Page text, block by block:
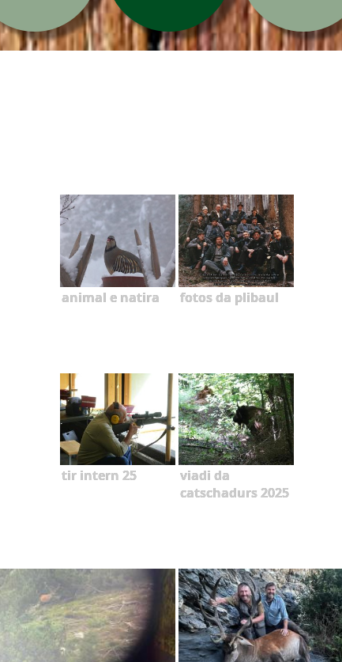
animal e natira fotos da plibaul
tir intern 25
viadi da
catschadurs 2025